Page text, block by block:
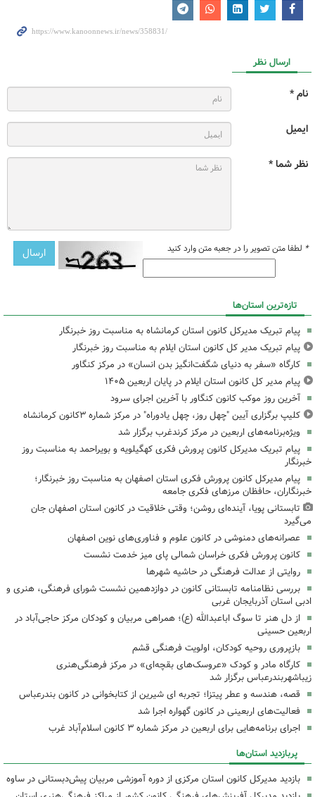
ارسال نظر
نام *
ایمیل
نظر شما *
* لطفا متن تصویر را در جعبه متن وارد کنید
تازه‌ترین استان‌ها
پیام تبریک مدیرکل کانون استان کرمانشاه به مناسبت روز خبرنگار
پیام تبریک مدیر کل کانون استان ایلام به مناسبت روز خبرنگار
کارگاه «سفر به دنیای شگفت‌انگیز بدن انسان» در مرکز کنگاور
پیام مدیر کل کانون استان ایلام در پایان اربعین ۱۴۰۵
آخرین روز موکب کانون کنگاور با آخرین اجرای سرود
کلیپ برگزاری آیین "چهل روز، چهل یادوراه" در مرکز شماره ۳کانون کرمانشاه
ویژه‌برنامه‌های اربعین در مرکز کرندغرب برگزار شد
پیام تبریک مدیرکل کانون پرورش فکری کهگیلویه و بویراحمد به مناسبت روز
خبرنگار
پیام مدیرکل کانون پرورش فکری استان اصفهان به مناسبت روز خبرنگار؛
خبرنگاران، حافظان مرزهای فکری جامعه
تابستانی پویا، آینده‌ای روشن؛ وقتی خلاقیت در کانون استان اصفهان جان
می‌گیرد
عصرانه‌های دمنوشی در کانون علوم و فناوری‌های نوین اصفهان
کانون پرورش فکری خراسان شمالی پای میز خدمت نشست
روایتی از عدالت فرهنگی در حاشیه شهرها
بررسی نظامنامه تابستانی کانون در دوازدهمین نشست شورای فرهنگی، هنری و
ادبی استان آذربایجان غربی
از دل هنر تا سوگ اباعبدالله (ع)؛ همراهی مربیان و کودکان مرکز حاجی‌آباد در
اربعین حسینی
بازپروری روحیه کودکان، اولویت فرهنگی قشم
کارگاه مادر و کودک «عروسک‌های بقچه‌ای» در مرکز فرهنگی‌هنری
زیباشهربندرعباس برگزار شد
قصه، هندسه و عطر پیتزا؛ تجربه ای شیرین از کتابخوانی در کانون بندرعباس
فعالیت‌های اربعینی در کانون گهواره اجرا شد
اجرای برنامه‌هایی برای اربعین در مرکز شماره ۳ کانون اسلام‌آباد غرب
پربازدید استان‌ها
بازدید مدیرکل کانون استان مرکزی از دوره آموزشی مربیان پیش‌دبستانی در ساوه